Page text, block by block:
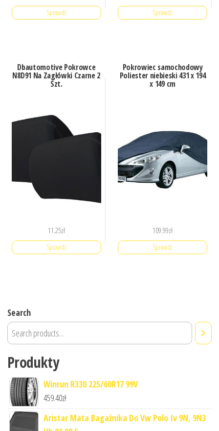
Sprawdź Sprawdź
Dbautomotive Pokrowce
N8D91 Na Zagłówki Czarne 2
Szt.
11.25zł
Sprawdź
Pokrowiec samochodowy
Poliester niebieski 431 x 194
x 149 cm
109.99zł
Sprawdź
Search
Produkty
Winrun R330 225/60R17 99V
459.40zł
Aristar Mata Bagażnika Do Vw Polo Iv 9N, 9N3